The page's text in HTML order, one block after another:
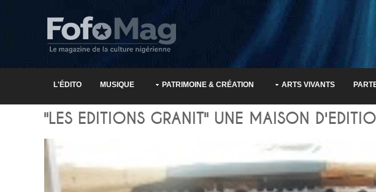
L'ÉDITO MUSIQUE PATRIMOINE & CRÉATION ARTS VIVANTS
"LES EDITIONS GRANIT" UNE MAISON